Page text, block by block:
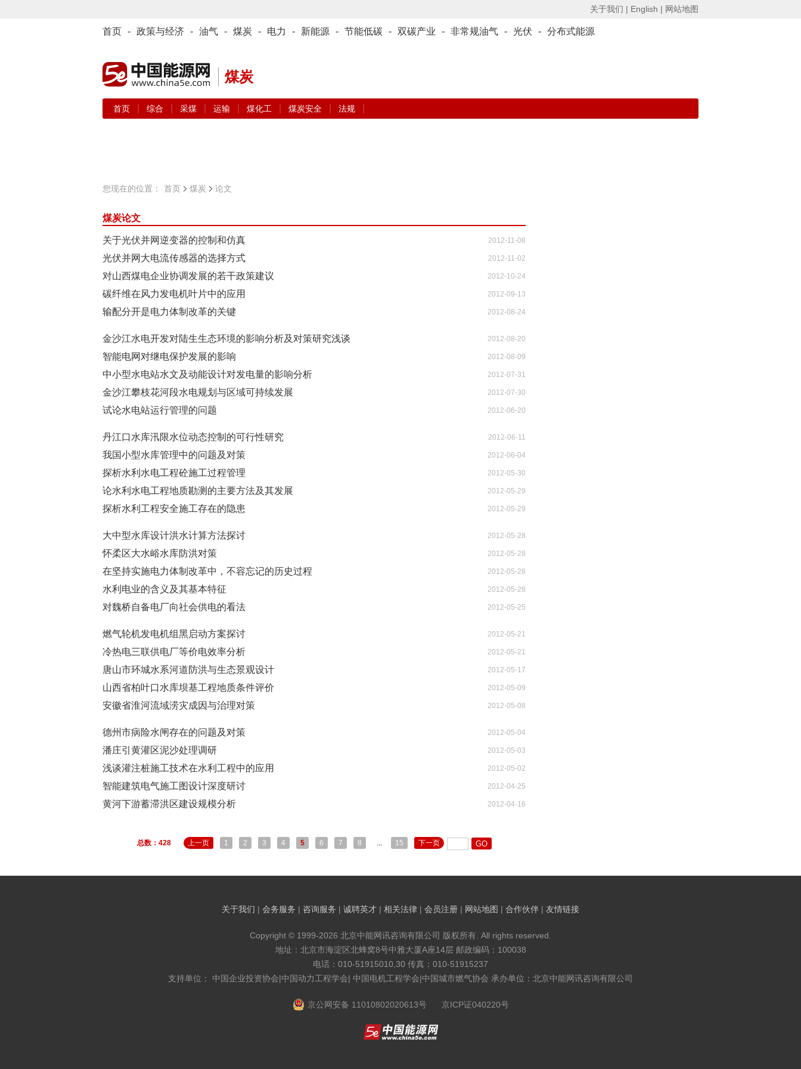
关于我们 | English | 网站地图
首页 - 政策与经济 - 油气 - 煤炭 - 电力 - 新能源 - 节能低碳 - 双碳产业 - 非常规油气 - 光伏 - 分布式能源
煤炭
首页 综合 采煤 运输 煤化工 煤炭安全 法规
您现在的位置： 首页 煤炭 论文
煤炭论文
2012-11-08
关于光伏并网逆变器的控制和仿真
2012-11-02
光伏并网大电流传感器的选择方式
2012-10-24
对山西煤电企业协调发展的若干政策建议
2012-09-13
碳纤维在风力发电机叶片中的应用
2012-08-24
输配分开是电力体制改革的关键
2012-08-20
金沙江水电开发对陆生生态环境的影响分析及对策研究浅谈
2012-08-09
智能电网对继电保护发展的影响
2012-07-31
中小型水电站水文及动能设计对发电量的影响分析
2012-07-30
金沙江攀枝花河段水电规划与区域可持续发展
2012-06-20
试论水电站运行管理的问题
2012-06-11
丹江口水库汛限水位动态控制的可行性研究
2012-06-04
我国小型水库管理中的问题及对策
2012-05-30
探析水利水电工程砼施工过程管理
2012-05-29
论水利水电工程地质勘测的主要方法及其发展
2012-05-29
探析水利工程安全施工存在的隐患
2012-05-28
大中型水库设计洪水计算方法探讨
2012-05-28
怀柔区大水峪水库防洪对策
2012-05-28
在坚持实施电力体制改革中，不容忘记的历史过程
2012-05-28
水利电业的含义及其基本特征
2012-05-25
对魏桥自备电厂向社会供电的看法
2012-05-21
燃气轮机发电机组黑启动方案探讨
2012-05-21
冷热电三联供电厂等价电效率分析
2012-05-17
唐山市环城水系河道防洪与生态景观设计
2012-05-09
山西省柏叶口水库坝基工程地质条件评价
2012-05-08
安徽省淮河流域涝灾成因与治理对策
2012-05-04
德州市病险水闸存在的问题及对策
2012-05-03
潘庄引黄灌区泥沙处理调研
2012-05-02
浅谈灌注桩施工技术在水利工程中的应用
2012-04-25
智能建筑电气施工图设计深度研讨
2012-04-16
黄河下游蓄滞洪区建设规模分析
总数：428 上一页 1 2 3 4 5 6 7 8 ... 15 下一页
关于我们 | 会务服务 | 咨询服务 | 诚聘英才 | 相关法律 | 会员注册 | 网站地图 | 合作伙伴 | 友情链接
Copyright © 1999-2026 北京中能网讯咨询有限公司 版权所有. All rights reserved.
地址：北京市海淀区北蜂窝8号中雅大厦A座14层 邮政编码：100038
电话：010-51915010,30 传真：010-51915237
支持单位： 中国企业投资协会|中国动力工程学会| 中国电机工程学会|中国城市燃气协会 承办单位：北京中能网讯咨询有限公司
京公网安备 11010802020613号 京ICP证040220号